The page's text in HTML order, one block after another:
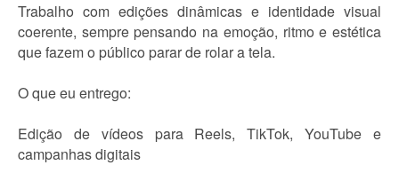
Trabalho com edições dinâmicas e identidade visual
coerente, sempre pensando na emoção, ritmo e estética
que fazem o público parar de rolar a tela.
O que eu entrego:
Edição de vídeos para Reels, TikTok, YouTube e
campanhas digitais